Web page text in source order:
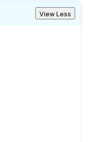
View Less